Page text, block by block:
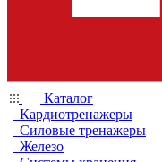
Каталог
Кардиотренажеры
Силовые тренажеры
Железо